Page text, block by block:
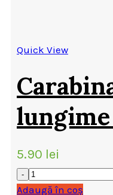
Quick View
5.90 lei
Adaugă în coș